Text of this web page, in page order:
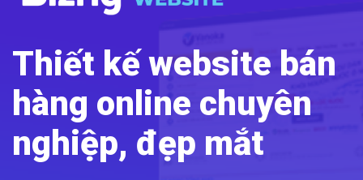
Thiết kế website bán
hàng online chuyên
nghiệp, đẹp mắt